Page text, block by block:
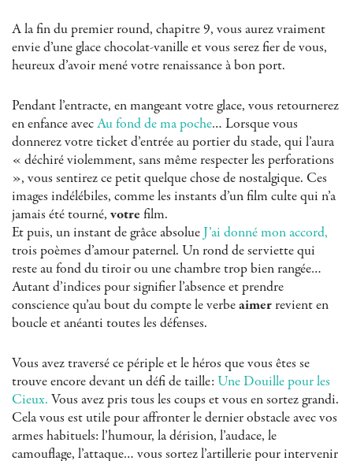
A la fin du premier round, chapitre 9, vous aurez vraiment
envie d’une glace chocolat-vanille et vous serez fier de vous,
heureux d’avoir mené votre renaissance à bon port.
Pendant l’entracte, en mangeant votre glace, vous retournerez
en enfance avecAu fond de ma poche… Lorsque vous
donnerez votre ticket d’entrée au portier du stade, qui l’aura
« déchiré violemment, sans même respecter les perforations
», vous sentirez ce petit quelque chose de nostalgique. Ces
images indélébiles, comme les instants d’un film culte qui n’a
jamais été tourné, votre film.
Et puis, un instant de grâce absolueJ’ai donné mon accord,
trois poèmes d’amour paternel. Un rond de serviette qui
reste au fond du tiroir ou une chambre trop bien rangée…
Autant d’indices pour signifier l’absence et prendre
conscience qu’au bout du compte le verbeaimer revient en
boucle et anéanti toutes les défenses.
Vous avez traversé ce périple et le héros que vous êtes se
trouve encore devant un défi de taille: Une Douille pour les
Cieux. Vous avez pris tous les coups et vous en sortez grandi.
Cela vous est utile pour affronter le dernier obstacle avec vos
armes habituels: l’humour, la dérision, l’audace, le
camouflage, l’attaque… vous sortez l’artillerie pour intervenir